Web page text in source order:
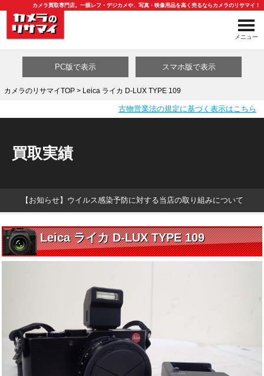
カメラ買取専門店。一眼レフ・デジカメや、写真・映像用品を高く売るならカメラのリサマイ！
メニュー
買取カテゴリ一覧
PC版で表示 スマホ版で表示
カメラのリサマイTOP> Leica ライカ D-LUX TYPE 109
古物営業法の規定に基づく表示はこちら
買取実績
【お知らせ】ウイルス感染予防に対する当店の取り組みについて
Leica ライカ D-LUX TYPE 109